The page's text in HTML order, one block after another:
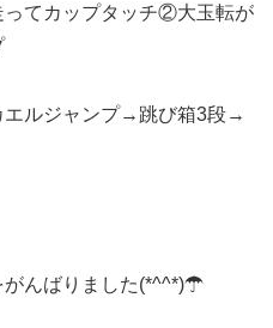
てカップタッチ②大玉転が
ルジャンプ→跳び箱3段→
がんばりました(*^^*)☂